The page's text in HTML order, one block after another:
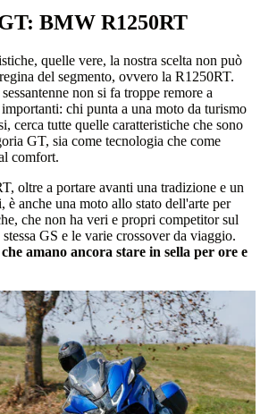
BMW R1250RT
quelle vere, la nostra scelta non può
del segmento, ovvero la R1250RT.
non si fa troppe remore a
chi punta a una moto da turismo
cerca tutte quelle caratteristiche che sono
GT, sia come tecnologia che come
comfort.
oltre a portare avanti una tradizione e un
è anche una moto allo stato dell'arte per
che non ha veri e propri competitor sul
GS e le varie crossover da viaggio.
amano ancora stare in sella per ore e